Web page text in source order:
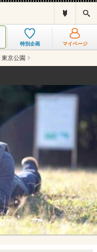
ス
特別企画 マイページ
東京公園